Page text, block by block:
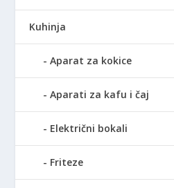
Kuhinja
Aparat za kokice
Aparati za kafu i čaj
Električni bokali
Friteze